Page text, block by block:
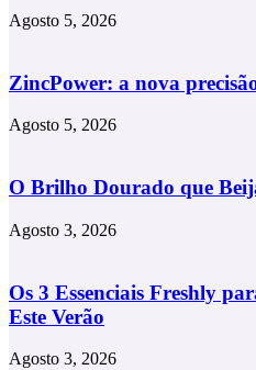
Agosto 5, 2026
ZincPower: a nova
Agosto 5, 2026
O Brilho Dourado que
Agosto 3, 2026
Os 3 Essenciais Freshly
Este Verão
Agosto 3, 2026